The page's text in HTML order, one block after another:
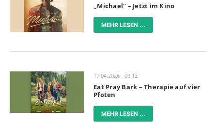
„Michael“ – Jetzt im Kino
MEHR LESEN ...
17.04.2026 - 09:12
Eat Pray Bark – Therapie auf vier
Pfoten
MEHR LESEN ...